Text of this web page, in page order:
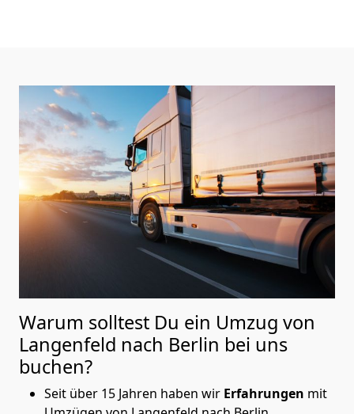
Warum solltest Du ein Umzug von
Langenfeld nach Berlin bei uns
buchen?
Seit über 15 Jahren haben wir Erfahrungen mit